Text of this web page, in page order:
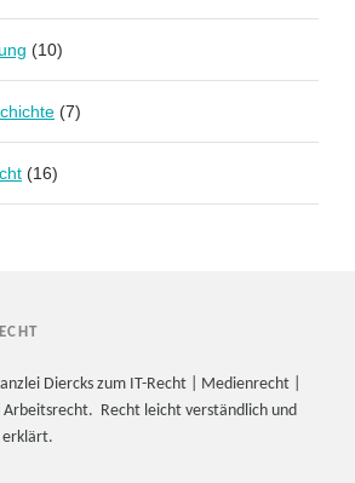
(10)
(7)
(16)
Diercks zum IT-Recht | Medienrecht |
Recht leicht verständlich und
erklärt.